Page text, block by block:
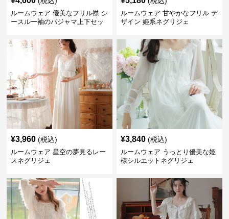
ルームウェア 優美なフリル襟 シ
ースルー袖のパジャマ上下セッ
ルームウェア 甘やかなフリル デ
ザイン 姫系ネグリジェ
¥3,960 (税込)
ルームウェア 星空の夢見るレー
スネグリジェ
¥3,840 (税込)
ルームウェア うっとり優美な姫
様シルエットネグリジェ